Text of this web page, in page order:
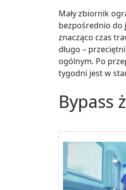
Mały zbiornik
bezpośrednio do
znacząco czas
długo –
ogólnym. Po
tygodni jest w
Bypass